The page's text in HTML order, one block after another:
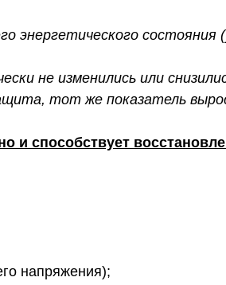
энергетического
не изменились или
тот же показатель
и способствует
напряжения);